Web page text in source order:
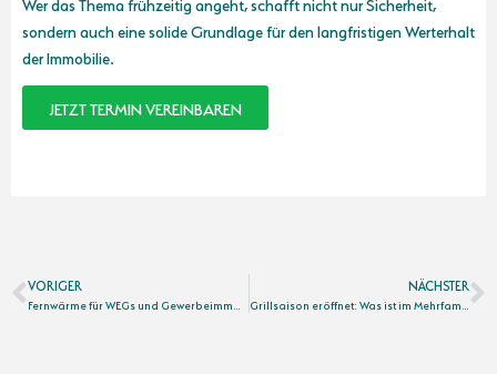
sondern auch eine solide Grundlage für den langfristigen Werterhalt
der Immobilie.
JETZT TERMIN VEREINBAREN
VORIGER NÄCHSTER